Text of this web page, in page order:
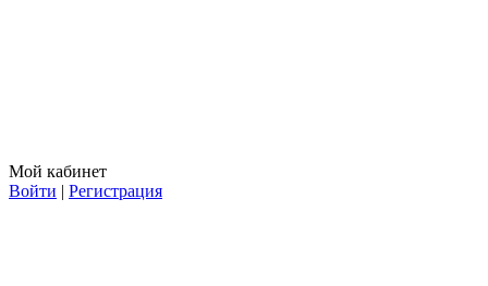
Мой кабинет
Войти | Регистрация